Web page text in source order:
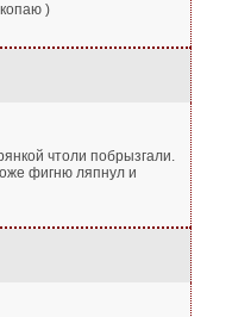
)
чтоли побрызгали.
фигню ляпнул и